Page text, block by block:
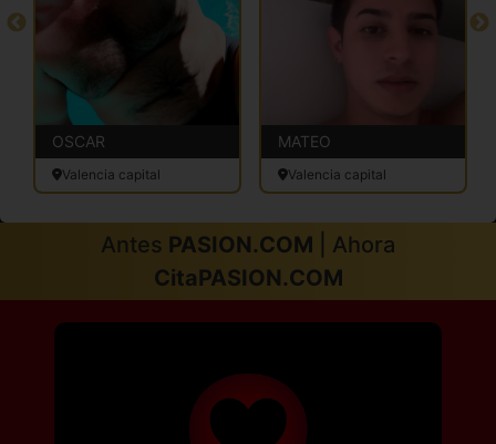
OSCAR
Valencia capital
MATEO
Valencia capital
Antes PASION.COM | Ahora
CitaPASION.COM